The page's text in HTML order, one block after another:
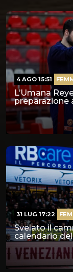
L’Umana
preparazione
4 AGO 15:51
Svelato il
calendario
31 LUG 17:22